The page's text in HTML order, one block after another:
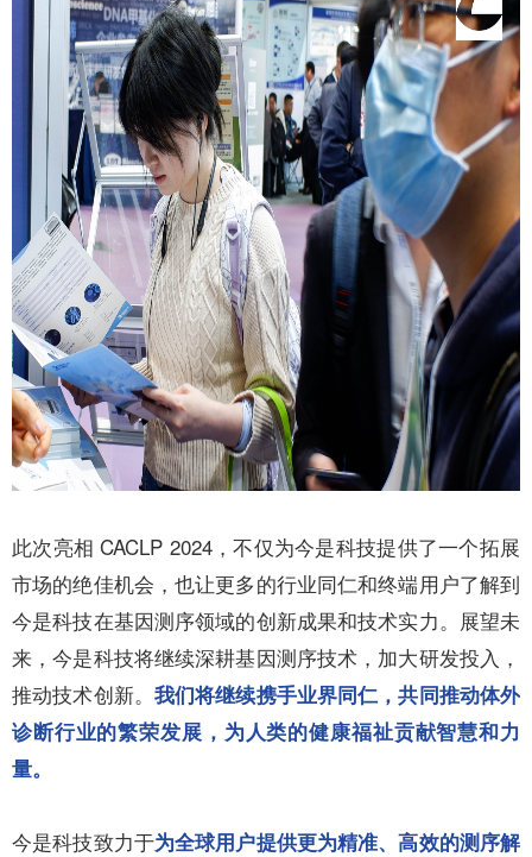
此次亮相 CACLP 2024，不仅为今是科技提供了一个拓展
市场的绝佳机会，也让更多的行业同仁和终端用户了解到
今是科技在基因测序领域的创新成果和技术实力。展望未
来，今是科技将继续深耕基因测序技术，加大研发投入，
推动技术创新。 我们将继续携手业界同仁，共同推动体外
诊断行业的繁荣发展，为人类的健康福祉贡献智慧和力
量。
今是科技致力于为全球用户提供更为精准、高效的测序解